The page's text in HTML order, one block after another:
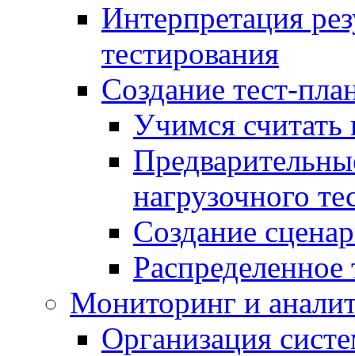
Интерпретация
тестирования
Создание тест-
Учимся считать
нагрузочного
Создание
Распределенное
Мониторинг и
Организация